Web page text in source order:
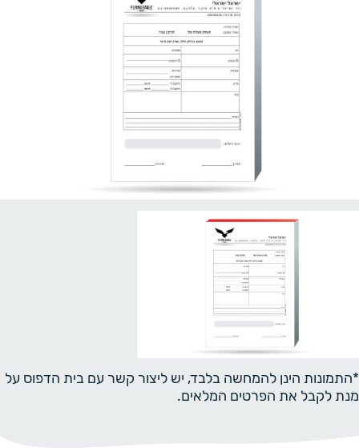
*התמונות הינן להמחשה בלבד, יש ליצור קשר עם בית הדפוס על
מנת לקבל את הפרטים המלאים.